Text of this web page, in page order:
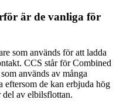
är de vanliga för
som används för att ladda
CCS står för Combined
används av många
de kan erbjuda hög
del av elbilsflottan.